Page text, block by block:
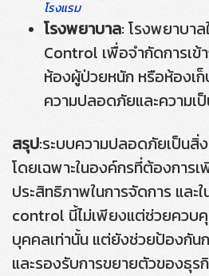
โรงแรม
โรงพยาบาล: โรงพยาบา
Control เพื่อจำกัดการเข้
ห้องผู้ป่วยหนัก หรือห้องเ
ความปลอดภัยและความเ
สรุป:ระบบความปลอดภัยเป็นสิ่
โดยเฉพาะในองค์กรที่ต้องการ
ประสิทธิภาพในการจัดการ และ
control นี้ไม่เพียงแต่ช่วยควบ
บุคคลเท่านั้น แต่ยังช่วยป้องกัน
และรองรับการขยายตัวของธุร